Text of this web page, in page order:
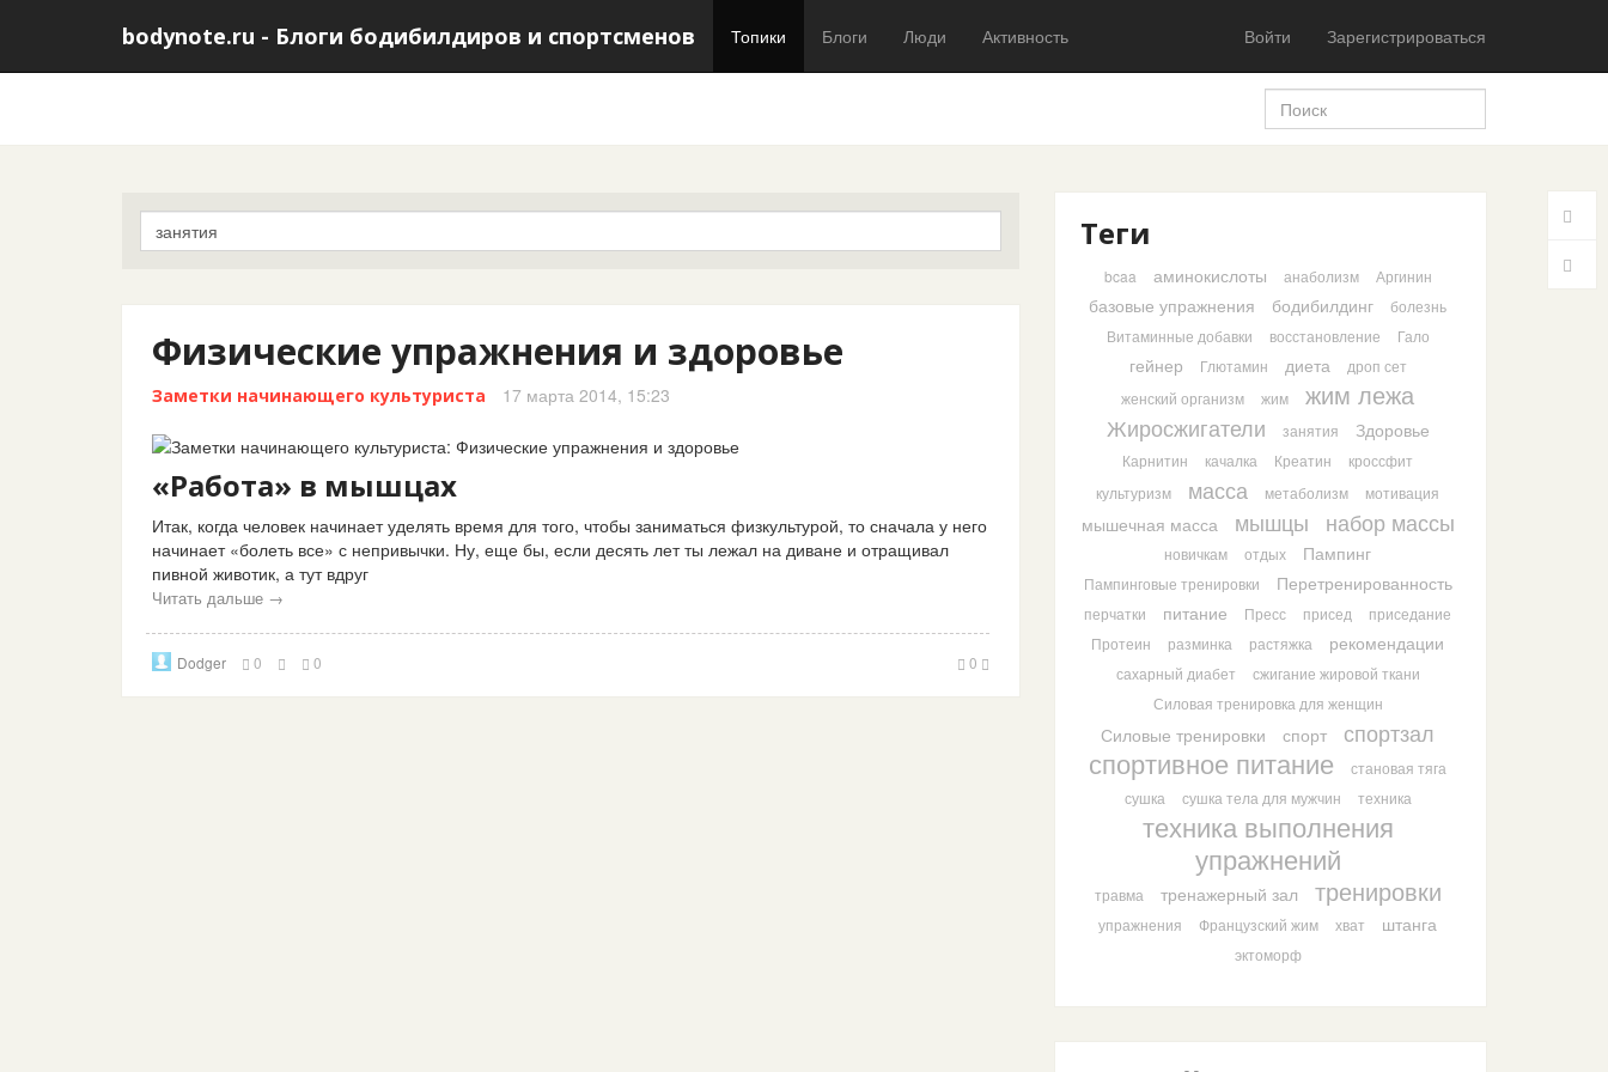
bodynote.ru - Блоги бодибилдиров и спортсменов Топики Блоги Люди Активность Войти Зарегистрироваться
Физические упражнения и здоровье
Заметки начинающего культуриста 17 марта 2014, 15:23
«Работа» в мышцах
Итак, когда человек начинает уделять время для того, чтобы заниматься физкультурой, то сначала у него
начинает «болеть все» с непривычки. Ну, еще бы, если десять лет ты лежал на диване и отращивал
пивной животик, а тут вдруг
Читать дальше →
Dodger 0 0 0
Теги
bcaa аминокислоты анаболизм Аргинин
базовые упражнения бодибилдинг
болезнь
Витаминные добавки
восстановление Гало
гейнер Глютамин диета
дроп сет
женский организм
жим жим лежа
Жиросжигатели занятия Здоровье
Карнитин качалка Креатин
кроссфит
культуризм
масса метаболизм мотивация
мышечная масса мышцы набор массы
новичкам отдых Пампинг
Пампинговые тренировки Перетренированность
перчатки питание Пресс присед
приседание
Протеин
разминка растяжка рекомендации
сахарный диабет
сжигание жировой ткани
Силовая тренировка для женщин
Силовые тренировки спорт спортзал
спортивное питание
становая тяга
сушка
сушка тела для мужчин техника
техника выполнения
упражнений
травма тренажерный зал тренировки
упражнения Французский жим хват штанга
эктоморф